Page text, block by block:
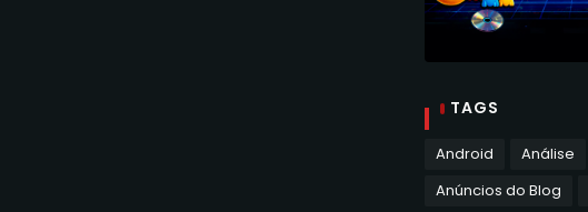
TAGS
Android Análise
Anúncios do Blog